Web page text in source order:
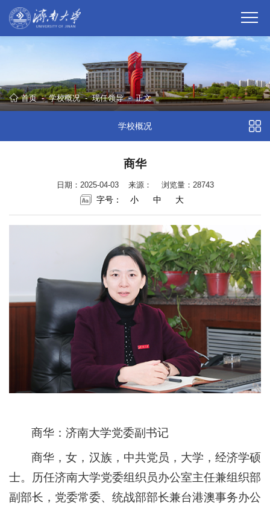
首页 - 学校概况 - 现任领导 - 正文
学校概况
商华
日期：2025-04-03 来源： 浏览量： 28743
字号： 小 中 大
商华：济南大学党委副书记
商华，女，汉族，中共党员，大学，经济学硕
士。历任济南大学党委组织员办公室主任兼组织部
副部长，党委常委、统战部部长兼台港澳事务办公